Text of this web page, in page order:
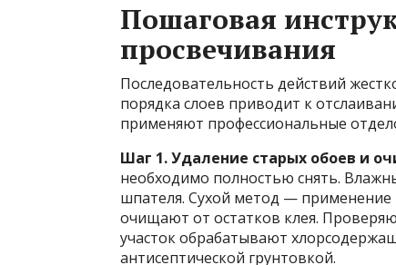
Пошаговая
просвечивания
Последовательность действий
порядка слоев приводит к
применяют профессиональные
Шаг 1. Удаление старых обоев и
необходимо полностью снять.
шпателя. Сухой метод — применение
очищают от остатков клея.
участок обрабатывают
антисептической грунтовкой.